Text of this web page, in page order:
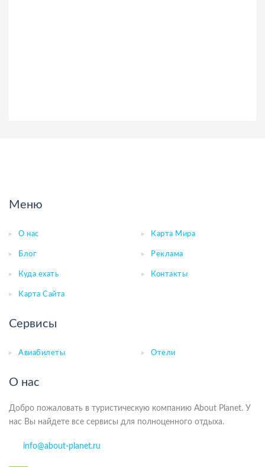
Меню
О нас Карта Мира
Блог Реклама
Куда ехать Контакты
Карта Сайта
Сервисы
Авиабилеты Отели
О нас
Добро пожаловать в туристическую компанию About Planet. У
нас Вы найдете все сервисы для полноценного отдыха.
info@about-planet.ru